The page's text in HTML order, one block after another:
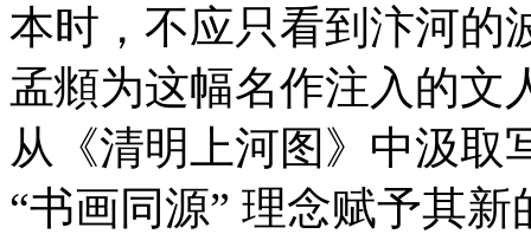
本时，不应只看到汴河的
孟頫为这幅名作注入的文
从《清明上河图》中汲取
“书画同源” 理念赋予其